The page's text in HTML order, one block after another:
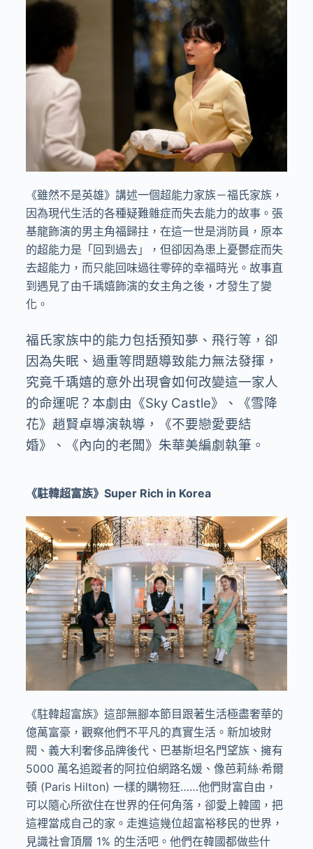
《雖然不是英雄》講述一個超能力家族－福氏家族，
因為現代生活的各種疑難雜症而失去能力的故事。張
基龍飾演的男主角福歸拄，在這一世是消防員，原本
的超能力是「回到過去」，但卻因為患上憂鬱症而失
去超能力，而只能回味過往零碎的幸福時光。故事直
到遇見了由千瑀嬉飾演的女主角之後，才發生了變
化。
福氏家族中的能力包括預知夢、飛行等，卻
因為失眠、過重等問題導致能力無法發揮，
究竟千瑀嬉的意外出現會如何改變這一家人
的命運呢？本劇由《Sky Castle》、《雪降
花》趙賢卓導演執導，《不要戀愛要結
婚》、《內向的老闆》朱華美編劇執筆。
《駐韓超富族》Super Rich in Korea
《駐韓超富族》這部無腳本節目跟著生活極盡奢華的
億萬富豪，觀察他們不平凡的真實生活。新加坡財
閥、義大利奢侈品牌後代、巴基斯坦名門望族、擁有
5000 萬名追蹤者的阿拉伯網路名媛、像芭莉絲·希爾
頓 (Paris Hilton) 一樣的購物狂……他們財富自由，
可以隨心所欲住在世界的任何角落，卻愛上韓國，把
這裡當成自己的家。走進這幾位超富裕移民的世界，
見識社會頂層 1% 的生活吧。他們在韓國都做些什